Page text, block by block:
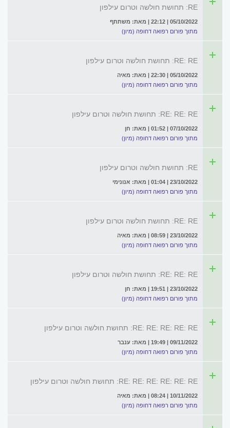
RE: תחושת חולשה וטרום עילפון
05/10/2022 | 22:12 | מאת: משתתף
מתוך פורום רפואה דחופה (מיון)
RE: RE: תחושת חולשה וטרום עילפון
05/10/2022 | 22:30 | מאת: מאיה
מתוך פורום רפואה דחופה (מיון)
RE: RE: RE: תחושת חולשה וטרום עילפון
07/10/2022 | 01:52 | מאת: חן
מתוך פורום רפואה דחופה (מיון)
RE: תחושת חולשה וטרום עילפון
23/10/2022 | 01:04 | מאת: אנונימי
מתוך פורום רפואה דחופה (מיון)
RE: RE: תחושת חולשה וטרום עילפון
23/10/2022 | 08:59 | מאת: מאיה
מתוך פורום רפואה דחופה (מיון)
RE: RE: RE: תחושת חולשה וטרום עילפון
23/10/2022 | 19:51 | מאת: חן
מתוך פורום רפואה דחופה (מיון)
RE: RE: RE: RE: RE: תחושת חולשה וטרום עילפון
09/11/2022 | 19:49 | מאת: ענבר
מתוך פורום רפואה דחופה (מיון)
RE: RE: RE: RE: RE: RE: תחושת חולשה וטרום עילפון
10/11/2022 | 08:24 | מאת: מאיה
מתוך פורום רפואה דחופה (מיון)